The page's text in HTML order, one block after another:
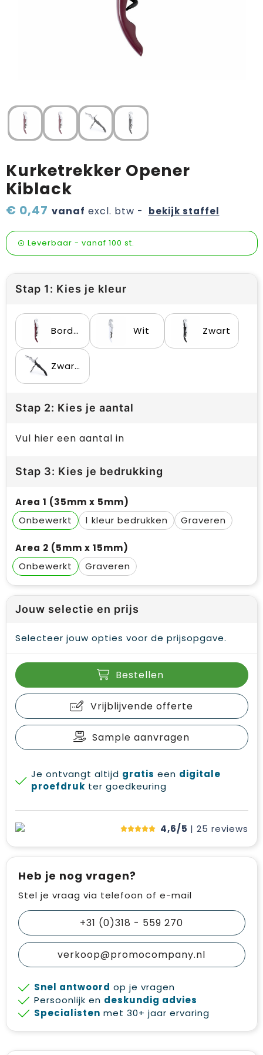
Verzorging & welness
Wijn, bier en proeverij
Zomerpakketten
Kurketrekker Opener
Kiblack
€ 0,47 vanaf excl. btw - bekijk staffel
Leverbaar - vanaf 100 st.
Stap 1: Kies je kleur
Bordeaux Wit Zwart
Zwart / zwart
Stap 2: Kies je aantal
Vul hier een aantal in
Stap 3: Kies je bedrukking
Area 1 (35mm x 5mm)
Onbewerkt
1 Graveren
Area 2 (5mm x 15mm)
Onbewerkt
Graveren
Jouw selectie en prijs
Selecteer jouw opties voor de prijsopgave.
Bestellen
Vrijblijvende offerte
Sample aanvragen
Je ontvangt altijd gratis een digitale
proefdruk ter goedkeuring
4,6/5 | 25 reviews
Heb je nog vragen?
Stel je vraag via telefoon of e-mail
+31 (0)318 - 559 270
verkoop@promocompany.nl
Snel antwoord op je vragen
Persoonlijk en deskundig advies
Specialisten met 30+ jaar ervaring